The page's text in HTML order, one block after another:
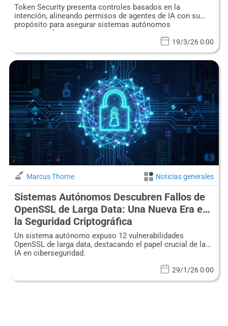
Token Security presenta controles basados en la
intención, alineando permisos de agentes de IA con su
propósito para asegurar sistemas autónomos
empresariales.
19/3/26 0:00
Marcus Thorne Noticias generales
Sistemas Autónomos Descubren Fallos de
OpenSSL de Larga Data: Una Nueva Era en
la Seguridad Criptográfica
Un sistema autónomo expuso 12 vulnerabilidades
OpenSSL de larga data, destacando el papel crucial de la
IA en ciberseguridad.
29/1/26 0:00